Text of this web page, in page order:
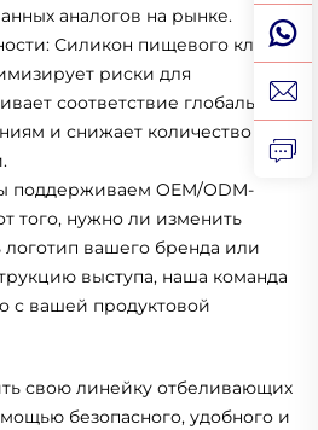
аналогов на рынке.
Силикон пищевого класса,
риски для
соответствие глобальным
и снижает количество
поддерживаем OEM/ODM-
того, нужно ли изменить
логотип вашего бренда или
выступа, наша команда
с вашей продуктовой
свою линейку отбеливающих
безопасного, удобного и